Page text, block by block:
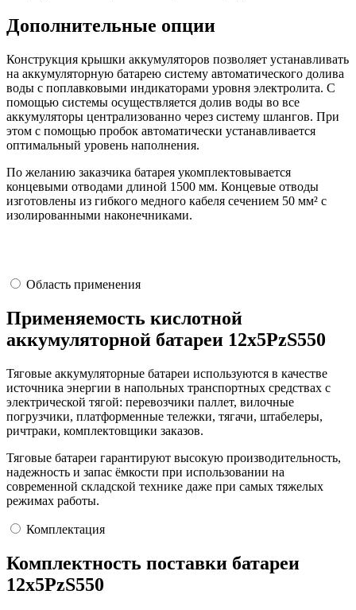
Дополнительные опции
Конструкция крышки аккумуляторов позволяет устанавливать
на аккумуляторную батарею систему автоматического долива
воды с поплавковыми индикаторами уровня электролита. С
помощью системы осуществляется долив воды во все
аккумуляторы централизованно через систему шлангов. При
этом с помощью пробок автоматически устанавливается
оптимальный уровень наполнения.
По желанию заказчика батарея укомплектовывается
концевыми отводами длиной 1500 мм. Концевые отводы
изготовлены из гибкого медного кабеля сечением 50 мм² с
изолированными наконечниками.
Область применения
Применяемость кислотной
аккумуляторной батареи 12х5PzS550
Тяговые аккумуляторные батареи используются в качестве
источника энергии в напольных транспортных средствах с
электрической тягой: перевозчики паллет, вилочные
погрузчики, платформенные тележки, тягачи, штабелеры,
ричтраки, комплектовщики заказов.
Тяговые батареи гарантируют высокую производительность,
надежность и запас ёмкости при использовании на
современной складской технике даже при самых тяжелых
режимах работы.
Комплектация
Комплектность поставки батареи
12х5PzS550